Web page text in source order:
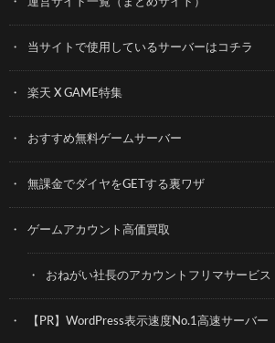
当サイトで使用しているサーバーはコチラ
楽天 X GAME特集
おすすめ無料ゲームサーバー
無課金でダイヤをGETする裏ワザ
ゲームアカウント高価買取
おねがい社長のアカウントフリマサービス
【PR】WordPress表示速度No.1高速サーバー